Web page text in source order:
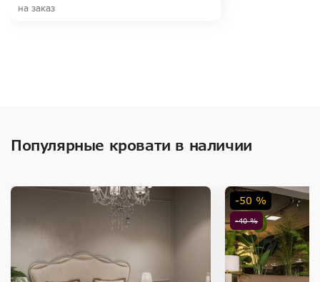
на заказ
Популярные кровати в наличии
-40 %
-50 %